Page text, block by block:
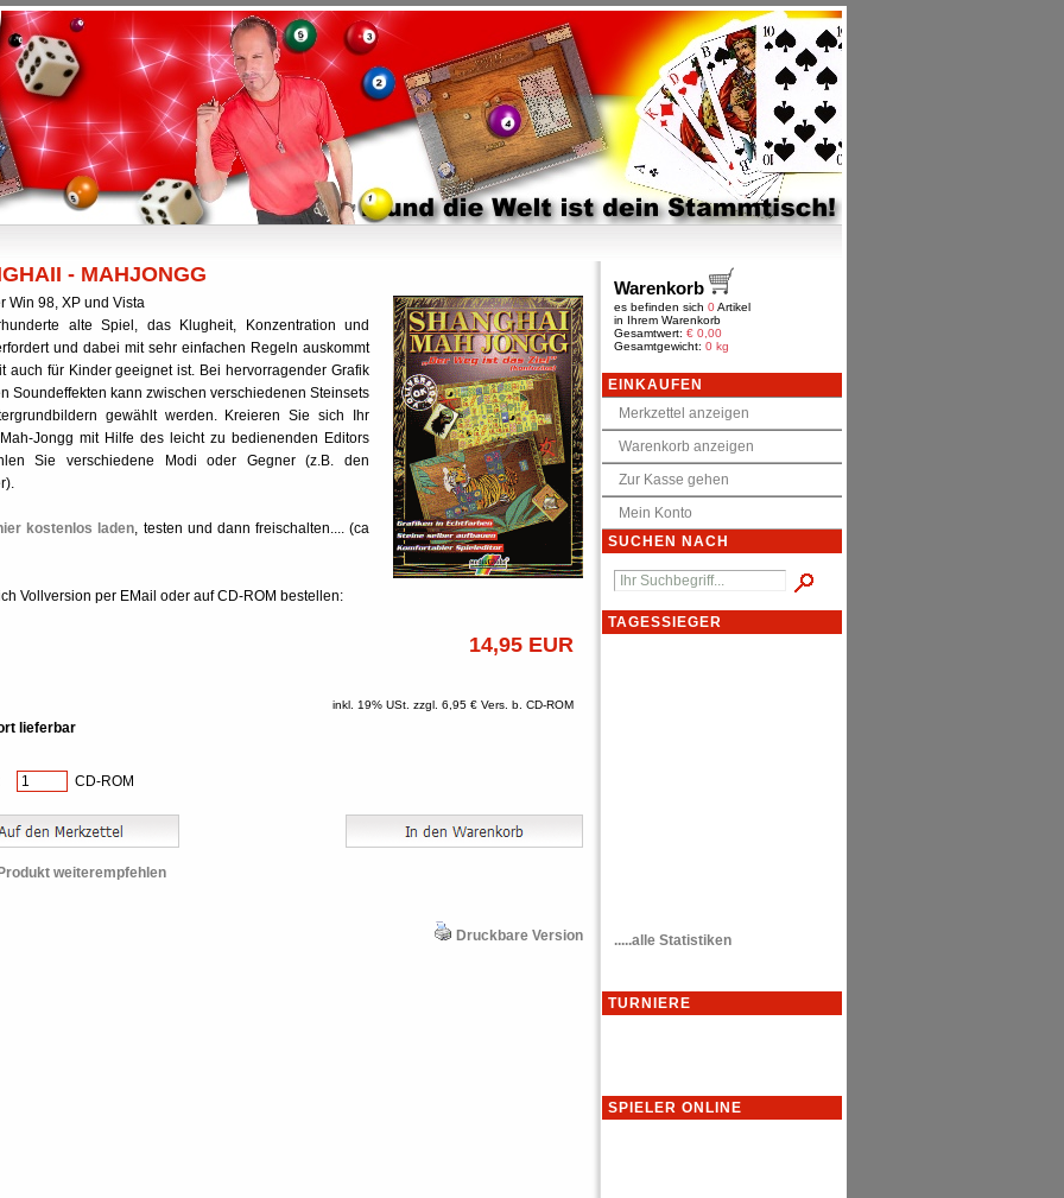
- MAHJONGG
Win 98, XP und Vista
alte Spiel, das Klugheit, Konzentration und
und dabei mit sehr einfachen Regeln auskommt
auch für Kinder geeignet ist. Bei hervorragender Grafik
Soundeffekten kann zwischen verschiedenen Steinsets
gewählt werden. Kreieren Sie sich Ihr
Jongg mit Hilfe des leicht zu bedienenden Editors
Sie verschiedene Modi oder Gegner (z.B. den
kostenlos laden, testen und dann freischalten.... (ca
Vollversion per EMail oder auf CD-ROM bestellen:
14,95 EUR
inkl. 19% USt. zzgl. 6,95 € Vers. b. CD-ROM
lieferbar
CD-ROM
weiterempfehlen
Druckbare Version
Warenkorb
es befinden sich 0Artikel
in Ihrem Warenkorb
Gesamtwert: € 0,00
Gesamtgewicht: 0 kg
EINKAUFEN
Merkzettel anzeigen
Warenkorb anzeigen
Zur Kasse gehen
Mein Konto
SUCHEN NACH
TAGESSIEGER
.....alle Statistiken
TURNIERE
SPIELER ONLINE